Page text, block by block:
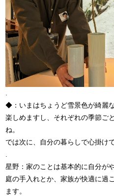
◆：いまはちょうど雪景色が綺麗
楽しめますし、それぞれの季節ご
ね。
では次に、自分の暮らしで心掛け
星野：家のことは基本的に自分が
庭の手入れとか、家族が快適に過
ます。